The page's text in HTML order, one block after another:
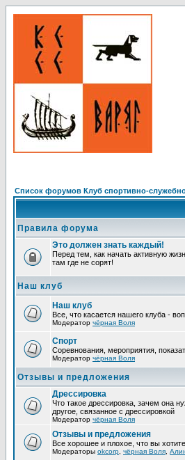
Список форумов Клуб спортивно-
Правила форума
Это должен знать каждый!
Перед тем, как начать активную
там где не сорят!
Наш клуб
Наш клуб
Все, что касается нашего клуба -
Модератор чёрная Воля
Спорт
Соревнования, мероприятия,
Модератор чёрная Воля
Отзывы и предложения
Дрессировка
Что такое дрессировка, зачем она
другое, связанное с дрессировкой
Модератор чёрная Воля
Отзывы и предложения
Все хорошее и плохое, что вы
Модераторы okcorp чёрная Воля